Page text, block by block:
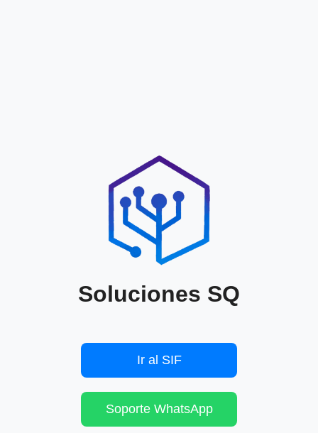
Soluciones SQ
Ir al SIF
Soporte WhatsApp